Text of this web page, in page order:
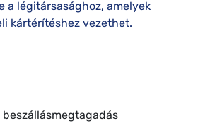
a légitársasághoz, amelyek
kártérítéshez vezethet.